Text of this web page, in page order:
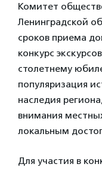
Комитет
Ленинградской
сроков приема
конкурс
столетнему
популяризация
наследия
внимания
локальным
Для участия в